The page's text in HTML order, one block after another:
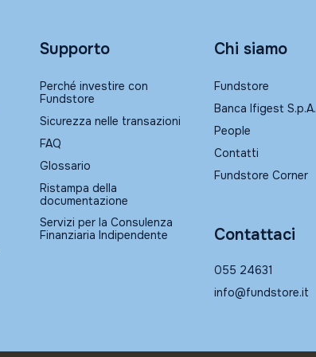
Supporto
Perché investire con
Fundstore
Sicurezza nelle transazioni
FAQ
Glossario
Ristampa della
documentazione
Servizi per la Consulenza
Finanziaria Indipendente
Chi siamo
Fundstore
Banca Ifigest S.p.A.
People
Contatti
Fundstore Corner
Contattaci
055 24631
info@fundstore.it